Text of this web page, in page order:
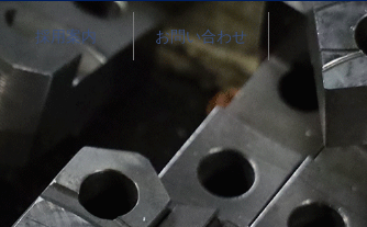
採用案内 お問い合わせ
プライバシー
ポリシー